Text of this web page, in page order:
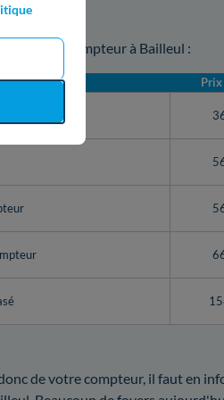
sur votre compteur à Bailleul :
Prix
de votre compteur, il faut en